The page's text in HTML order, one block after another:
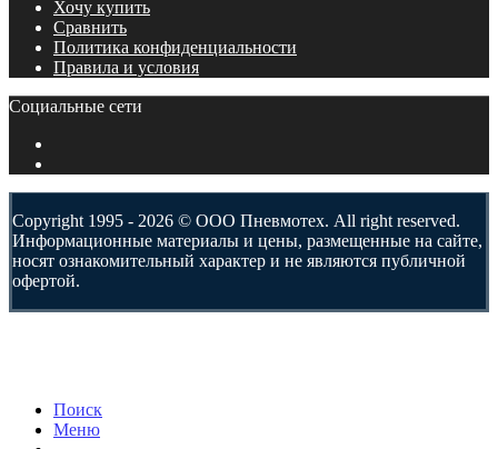
Хочу купить
Сравнить
Политика конфиденциальности
Правила и условия
Социальные сети
Copyright 1995 - 2026 © ООО Пневмотех. All right reserved.
Информационные материалы и цены, размещенные на сайте,
носят ознакомительный характер и не являются публичной
офертой.
Поиск
Меню